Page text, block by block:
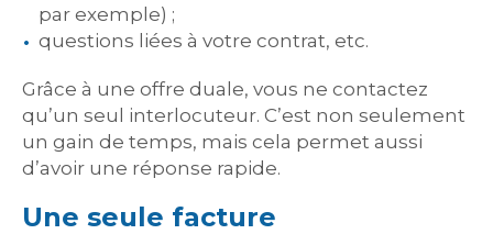
par exemple) ;
questions liées à votre contrat, etc.
Grâce à une offre duale, vous ne contactez
qu’un seul interlocuteur. C’est non seulement
un gain de temps, mais cela permet aussi
d’avoir une réponse rapide.
Une seule facture